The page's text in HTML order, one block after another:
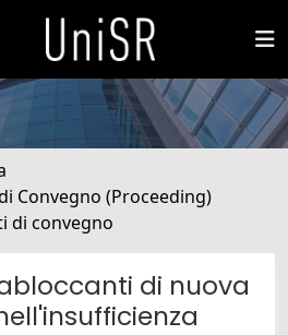
Convegno (Proceeding)
di convegno
di nuova